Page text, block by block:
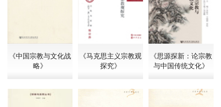
《中国宗教与文化战
略》
《马克思主义宗教观
探究》
《思源探新：论宗教
与中国传统文化》